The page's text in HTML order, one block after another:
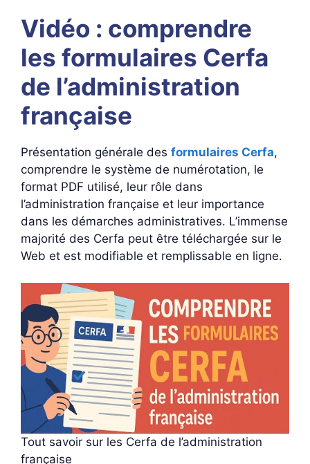
Vidéo : comprendre
les formulaires Cerfa
de l’administration
française
Présentation générale des formulaires Cerfa,
comprendre le système de numérotation, le
format PDF utilisé, leur rôle dans
l’administration française et leur importance
dans les démarches administratives. L’immense
majorité des Cerfa peut être téléchargée sur le
Web et est modifiable et remplissable en ligne.
Tout savoir sur les Cerfa de l’administration
française